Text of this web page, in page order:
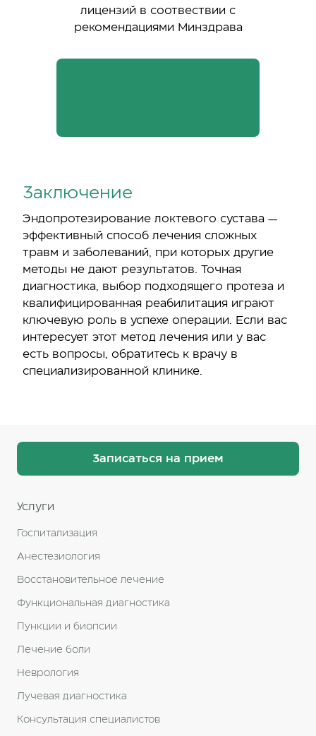
лицензий в соотвествии с
рекомендациями Минздрава
Заключение
Эндопротезирование локтевого сустава —
эффективный способ лечения сложных
травм и заболеваний, при которых другие
методы не дают результатов. Точная
диагностика, выбор подходящего протеза и
квалифицированная реабилитация играют
ключевую роль в успехе операции. Если вас
интересует этот метод лечения или у вас
есть вопросы, обратитесь к врачу в
специализированной клинике.
Услуги
Госпитализация
Анестезиология
Восстановительное лечение
Функциональная диагностика
Пункции и биопсии
Лечение боли
Неврология
Лучевая диагностика
Консультация специалистов
Записаться на прием